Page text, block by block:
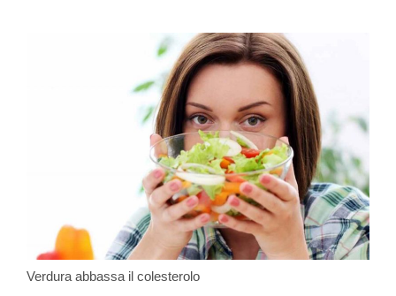
Verdura abbassa il colesterolo